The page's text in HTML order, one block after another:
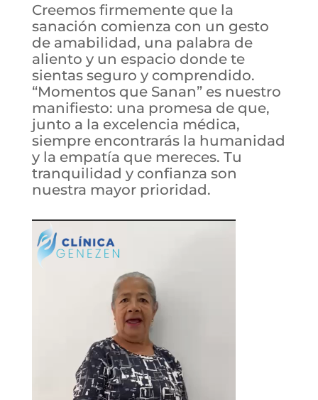
Creemos firmemente que la
sanación comienza con un gesto
de amabilidad, una palabra de
aliento y un espacio donde te
sientas seguro y comprendido.
“Momentos que Sanan” es nuestro
manifiesto: una promesa de que,
junto a la excelencia médica,
siempre encontrarás la humanidad
y la empatía que mereces. Tu
tranquilidad y confianza son
nuestra mayor prioridad.